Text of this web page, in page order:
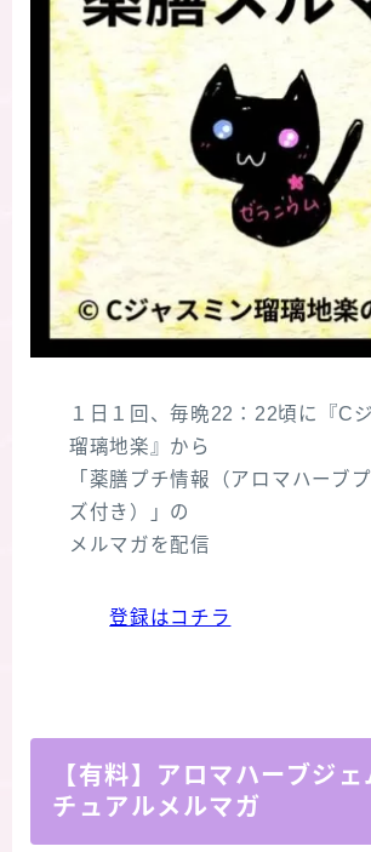
１日１回、毎晩22：22頃に『C
瑠璃地楽』から
「薬膳プチ情報（アロマハーブ
ズ付き）」の
メルマガを配信
登録はコチラ
【有料】アロマハーブジェ
チュアルメルマガ